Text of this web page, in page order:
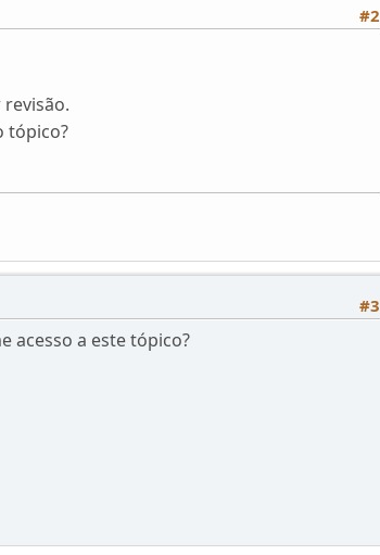
#2
tópico?
#3
acesso a este tópico?